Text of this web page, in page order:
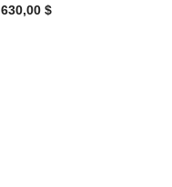
630,00 $